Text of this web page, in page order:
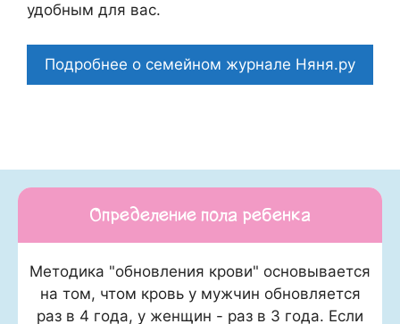
удобным для вас.
Подробнее о семейном журнале Няня.ру
Определение пола ребенка
Методика "обновления крови" основывается
на том, чтом кровь у мужчин обновляется
раз в 4 года, у женщин - раз в 3 года. Если